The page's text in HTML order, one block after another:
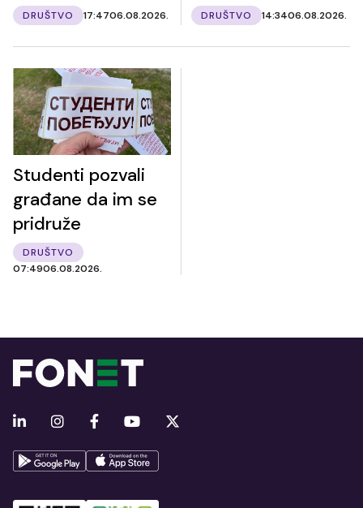
DRUŠTVO 17:4706.08.2026. DRUŠTVO 14:3406.08.2026.
Studenti pozvali
građane da im se
pridruže
DRUŠTVO
07:4906.08.2026.